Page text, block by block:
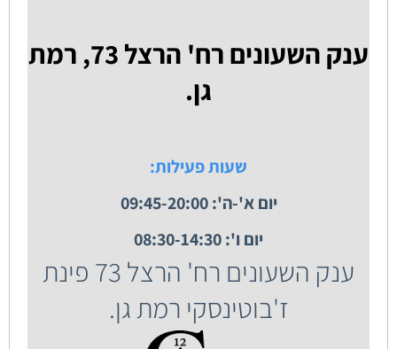
ענק השעונים רח' הרצל 73, רמת
גן.
שעות פעילות:
יום א'-ה': 09:45-20:00
יום ו': 08:30-14:30
ענק השעונים רח' הרצל 73 פינת
ז'בוטינסקי רמת גן.